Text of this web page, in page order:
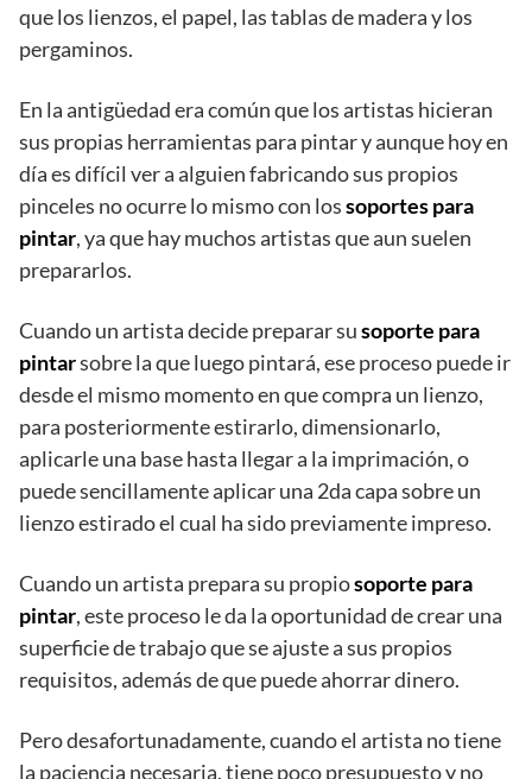
que los lienzos, el papel, las tablas de madera y los
pergaminos.
En la antigüedad era común que los artistas hicieran
sus propias herramientas para pintar y aunque hoy en
día es difícil ver a alguien fabricando sus propios
pinceles no ocurre lo mismo con lossoportes para
pintar, ya que hay muchos artistas que aun suelen
prepararlos.
Cuando un artista decide preparar susoporte para
pintarsobre la que luego pintará, ese proceso puede ir
desde el mismo momento en que compra un lienzo,
para posteriormente estirarlo, dimensionarlo,
aplicarle una base hasta llegar a la imprimación, o
puede sencillamente aplicar una 2da capa sobre un
lienzo estirado el cual ha sido previamente impreso.
Cuando un artista prepara su propiosoporte para
pintar, este proceso le da la oportunidad de crear una
superficie de trabajo que se ajuste a sus propios
requisitos, además de que puede ahorrar dinero.
Pero desafortunadamente, cuando el artista no tiene
la paciencia necesaria, tiene poco presupuesto y no